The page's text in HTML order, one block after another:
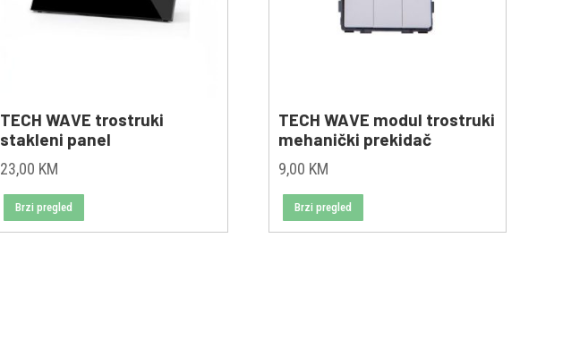
TECH WAVE trostruki
stakleni panel
23,00 KM
Brzi pregled
TECH WAVE modul trostruki
mehanički prekidač
9,00 KM
Brzi pregled